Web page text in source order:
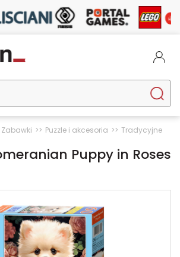
Zabawki Puzzle i akcesoria Tradycyjne
Puppy in Roses